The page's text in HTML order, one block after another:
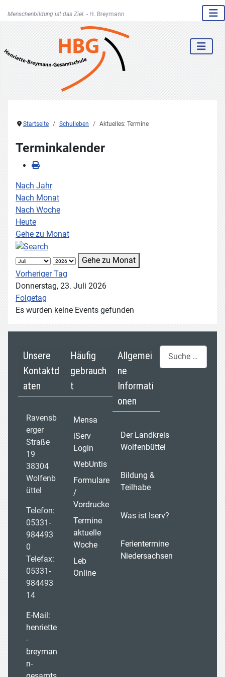
Menschenbildung ist das Ziel. - H. Breymann
Startseite Schulleben Aktuelles: Termine
Terminkalender
Nach Jahr
Nach Monat
Nach Woche
Heute
Gehe zu Monat
Gehe zu Monat
Vorheriger Tag
Donnerstag, 23. Juli 2026
Folgetag
Es wurden keine Events gefunden
Unsere
Kontaktd
aten
Ravensb
erger
Straße
19
38304
Wolfenb
üttel
Telefon:
05331-
984493
0
Telefax:
05331-
984493
14
E-Mail:
henriette
-
breyman
n-
Häufig
gebrauch
t
Mensa
iServ
Login
WebUntis
Formulare
/
Vordrucke
Termine
aktuelle
Woche
Leb
Online
Allgemei
ne
Informati
onen
Der Landkreis
Wolfenbüttel
Bildung &
Teilhabe
Was ist Iserv?
Ferientermine
Niedersachsen
Suchen